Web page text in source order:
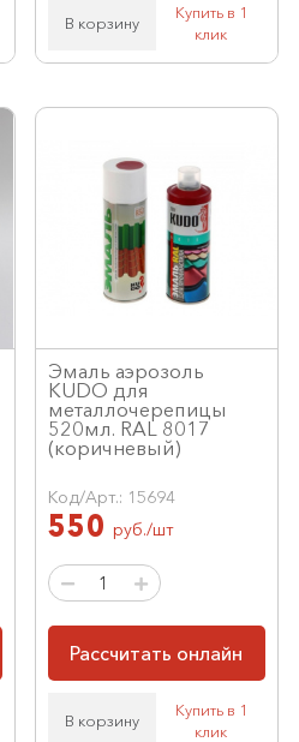
В корзину
Купить в 1
клик
Эмаль аэрозоль
KUDO для
металлочерепицы
520мл. RAL 8017
(коричневый)
Код/Арт.: 15694
550 руб./шт
Рассчитать онлайн
В корзину
Купить в 1
клик